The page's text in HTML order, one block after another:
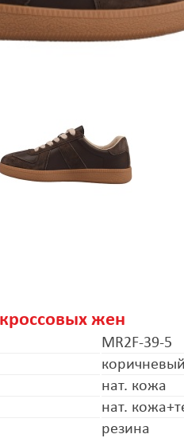
жен
MR2F-39-5
нат. кожа
нат.
резина